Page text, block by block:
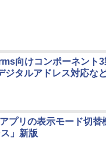
向けコンポーネント3
タルアドレス対応な
プリの表示モード切替
」新版